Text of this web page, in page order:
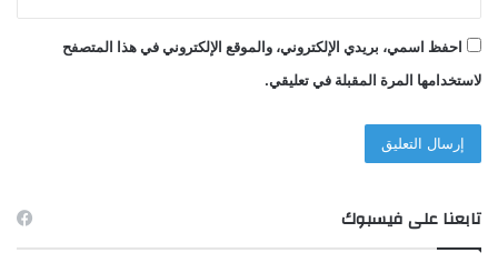
احفظ اسمي، بريدي الإلكتروني، والموقع الإلكتروني في هذا المتصفح
لاستخدامها المرة المقبلة في تعليقي.
تابعنا على فيسبوك